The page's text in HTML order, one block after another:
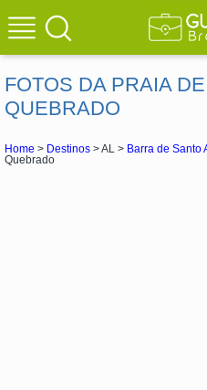
FOTOS DA PRAIA
QUEBRADO
Home > Destinos > AL > Barra de Santo
Quebrado